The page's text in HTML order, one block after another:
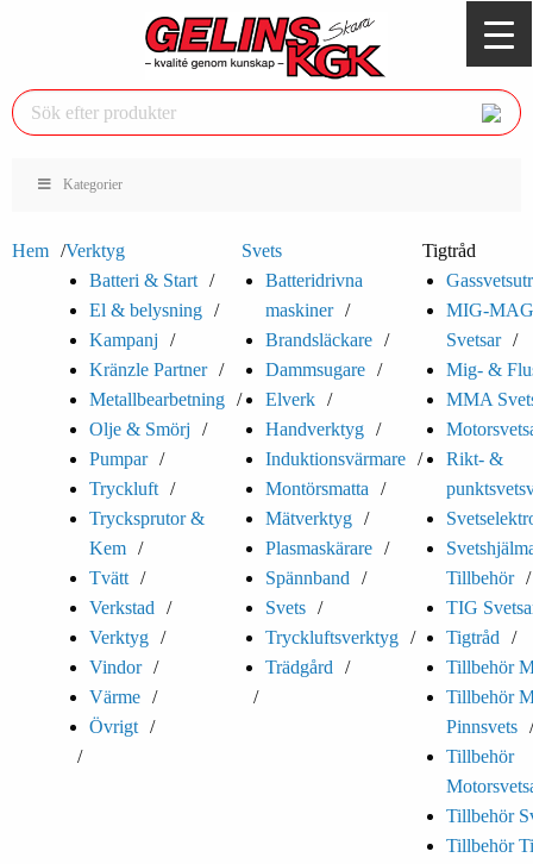
Kategorier
Hem
Verktyg
Batteri & Start
El & belysning
Kampanj
Kränzle Partner
Metallbearbetning
Olje & Smörj
Pumpar
Tryckluft
Trycksprutor &
Kem
Tvätt
Verkstad
Verktyg
Vindor
Värme
Övrigt
Svets
Batteridrivna
maskiner
Brandsläckare
Dammsugare
Elverk
Handverktyg
Induktionsvärmare
Montörsmatta
Mätverktyg
Plasmaskärare
Spännband
Svets
Tryckluftsverktyg
Trädgård
Tigtråd
MIG-MAG
Svetsar
Mig- &
MMA
Rikt- &
Tillbehör
TIG
Tigtråd
Tillbehör
Tillbehör
Pinnsvets
Tillbehör
Tillbehör
Tillbehör